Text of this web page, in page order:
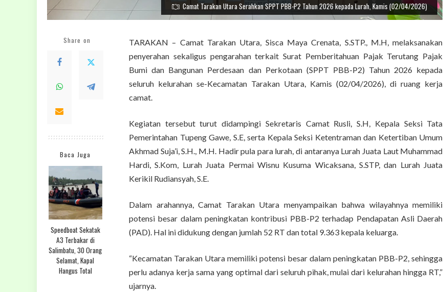
Camat Tarakan Utara Serahkan SPPT PBB-P2 Tahun 2026 kepada Lurah, Kamis (02/04/2026)
Share on
Baca Juga
Speedboat Sekatak
A3 Terbakar di
Salimbatu, 30 Orang
Selamat, Kapal
Hangus Total
TARAKAN – Camat Tarakan Utara, Sisca Maya Crenata, S.STP., M.H, melaksanakan
penyerahan sekaligus pengarahan terkait Surat Pemberitahuan Pajak Terutang Pajak
Bumi dan Bangunan Perdesaan dan Perkotaan (SPPT PBB-P2) Tahun 2026 kepada
seluruh kelurahan se-Kecamatan Tarakan Utara, Kamis (02/04/2026), di ruang kerja
camat.
Kegiatan tersebut turut didampingi Sekretaris Camat Rusli, S.H, Kepala Seksi Tata
Pemerintahan Tupeng Gawe, S.E, serta Kepala Seksi Ketentraman dan Ketertiban Umum
Akhmad Suja’i, S.H., M.H. Hadir pula para lurah, di antaranya Lurah Juata Laut Muhammad
Hardi, S.Kom, Lurah Juata Permai Wisnu Kusuma Wicaksana, S.STP, dan Lurah Juata
Kerikil Rudiansyah, S.E.
Dalam arahannya, Camat Tarakan Utara menyampaikan bahwa wilayahnya memiliki
potensi besar dalam peningkatan kontribusi PBB-P2 terhadap Pendapatan Asli Daerah
(PAD). Hal ini didukung dengan jumlah 52 RT dan total 9.363 kepala keluarga.
“Kecamatan Tarakan Utara memiliki potensi besar dalam peningkatan PBB-P2, sehingga
perlu adanya kerja sama yang optimal dari seluruh pihak, mulai dari kelurahan hingga RT,”
ujarnya.